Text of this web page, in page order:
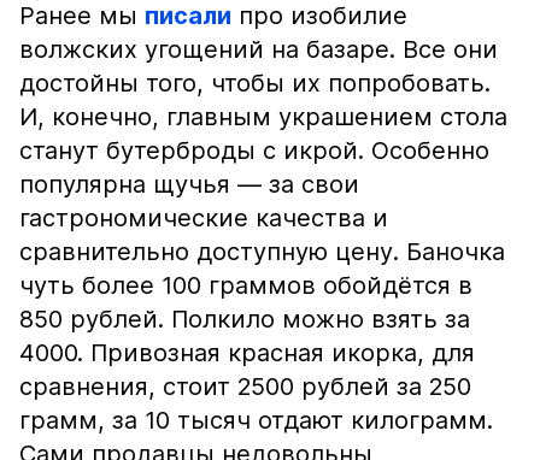
Ранее мы писали про изобилие
волжских угощений на базаре. Все они
достойны того, чтобы их попробовать.
И, конечно, главным украшением стола
станут бутерброды с икрой. Особенно
популярна щучья — за свои
гастрономические качества и
сравнительно доступную цену. Баночка
чуть более 100 граммов обойдётся в
850 рублей. Полкило можно взять за
4000. Привозная красная икорка, для
сравнения, стоит 2500 рублей за 250
грамм, за 10 тысяч отдают килограмм.
Сами продавцы недовольны